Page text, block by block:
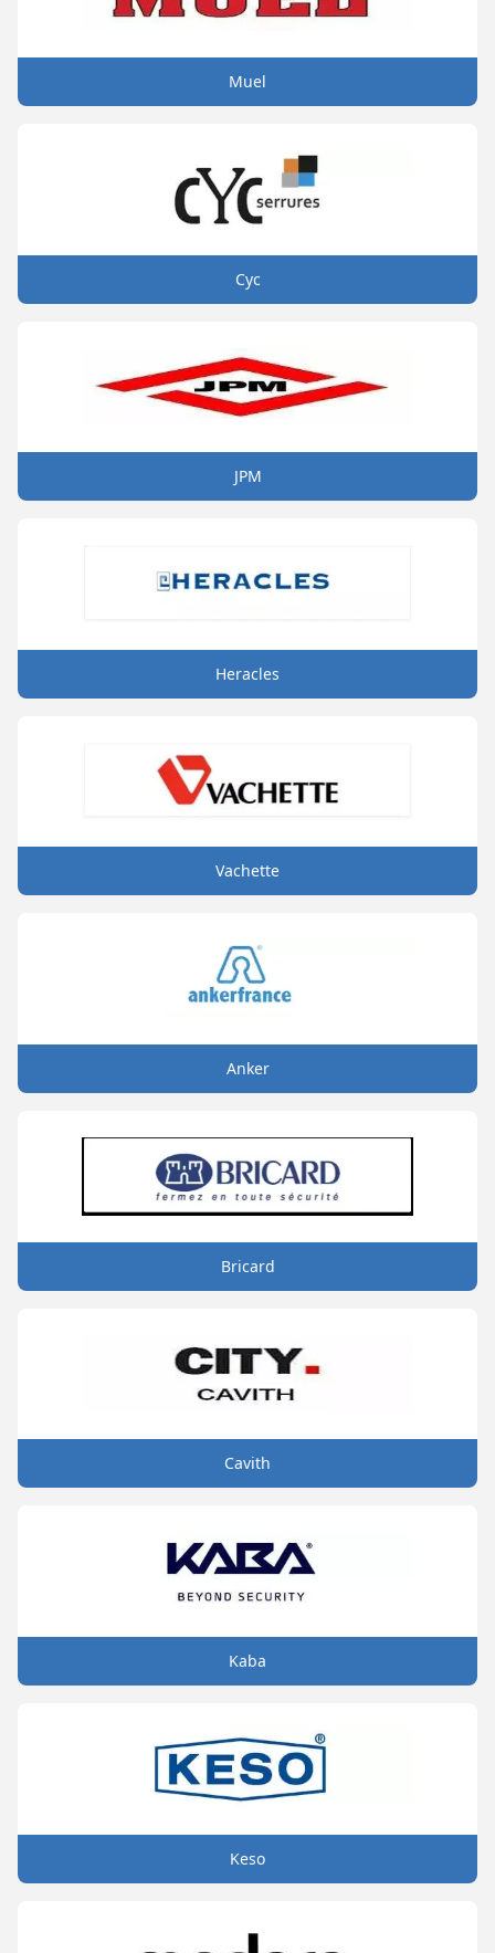
Muel
Cyc
JPM
Heracles
Vachette
Anker
Bricard
Cavith
Kaba
Keso